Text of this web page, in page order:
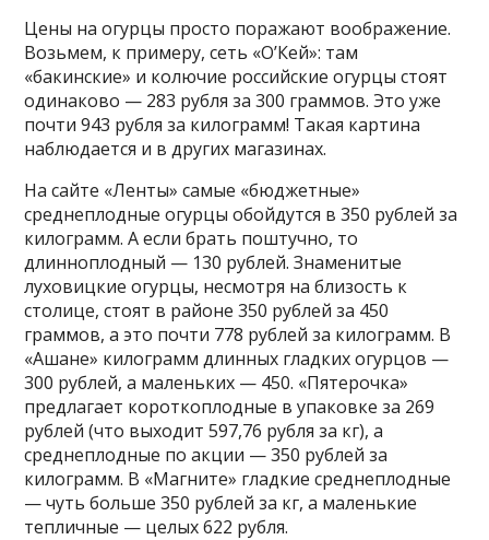
Цены на огурцы просто поражают воображение.
Возьмем, к примеру, сеть «О’Кей»: там
«бакинские» и колючие российские огурцы стоят
одинаково — 283 рубля за 300 граммов. Это уже
почти 943 рубля за килограмм! Такая картина
наблюдается и в других магазинах.
На сайте «Ленты» самые «бюджетные»
среднеплодные огурцы обойдутся в 350 рублей за
килограмм. А если брать поштучно, то
длинноплодный — 130 рублей. Знаменитые
луховицкие огурцы, несмотря на близость к
столице, стоят в районе 350 рублей за 450
граммов, а это почти 778 рублей за килограмм. В
«Ашане» килограмм длинных гладких огурцов —
300 рублей, а маленьких — 450. «Пятерочка»
предлагает короткоплодные в упаковке за 269
рублей (что выходит 597,76 рубля за кг), а
среднеплодные по акции — 350 рублей за
килограмм. В «Магните» гладкие среднеплодные
— чуть больше 350 рублей за кг, а маленькие
тепличные — целых 622 рубля.